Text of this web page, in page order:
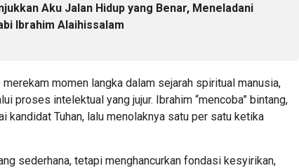
Aku Jalan Hidup yang Benar, Meneladani
Ibrahim Alaihissalam
merekam momen langka dalam sejarah spiritual manusia,
proses intelektual yang jujur. Ibrahim “mencoba” bintang,
kandidat Tuhan, lalu menolaknya satu per satu ketika
sederhana, tetapi menghancurkan fondasi kesyirikan,